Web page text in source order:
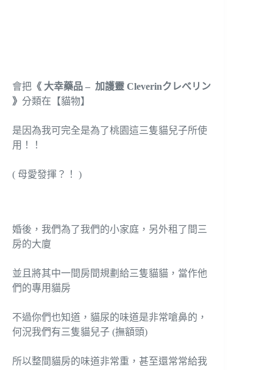
會把 《 大幸藥品 – 加護靈 Cleverinクレべリン
》 分類在【貓物】
是因為我可完全是為了桃園這三隻貓兒子所使
用！！
( 母愛發揮？！ )
婚後，我們為了我們的小家庭，另外租了間三
房的大廈
並且將其中一間房間規劃給三隻貓貓，當作他
們的專用貓房
不過你們也知道，貓尿的味道是非常嗆鼻的，
何況我們有三隻貓兒子 (撫額頭)
所以整間貓房的味道非常重，甚至還常常給我